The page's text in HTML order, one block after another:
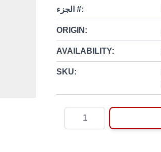
الجزء #:
ORIGIN:
AVAILABILITY:
SKU: